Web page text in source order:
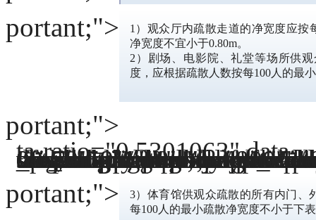
portant;">
1）观众厅内疏散走道的净宽度应按
净宽度不宜小于0.80m。
2）剧场、电影院、礼堂等场所供
度，应根据疏散人数按每100人的最
portant;">
ta-ratio="0.5301063" data-
src="https://mmbiz.qpic.cn/mmbiz_png/ZhMA8XVOeiciafv4b223RKdACeuTyhTdictGkgd5K420rYibJfB7Fc5ibyD7lLfEZxQEnfh984ct7aPkInw5X5gfJmA/640?wx_fmt=png" data-
ta-index="2" da
ta-origin-display="" _width="100%" crossorigin="anonymous" alt="微信图片_20221013102125" src="http://www.cccfmc.com/skin/default/image/lazy.gif" class="lazy" original=""http://www.cccfmc.com/file/upload/202210/13/10-00-59-59-1.png"" _fcksavedurl="http://www.cccfmc.com/file/upload/202210/13/10-00-59-59-1.png" da
ta-fail="0" style="margin: 0px; padding: 0px; outline: 0px; max-width: 100%; box-sizing: border-box; vertical-align: middle; display: initial; overflow-wrap: break-word !important; height:
portant; visibility: visible !important;" width="800"
portant;">
3）体育馆供观众疏散的所有内门、
每100人的最小疏散净宽度不小于下